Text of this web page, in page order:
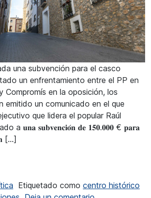
una subvención para el casco
un enfrentamiento entre el PP en
Compromís en la oposición, los
emitido un comunicado en el que
que lidera el popular Raúl
a 𝐮𝐧𝐚 𝐬𝐮𝐛𝐯𝐞𝐧𝐜𝐢𝐨́𝐧 𝐝𝐞 𝟏𝟓𝟎.𝟎𝟎𝟎 € 𝐩𝐚𝐫𝐚
[…]
Etiquetado como centro histórico